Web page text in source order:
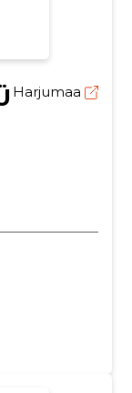
Harjumaa